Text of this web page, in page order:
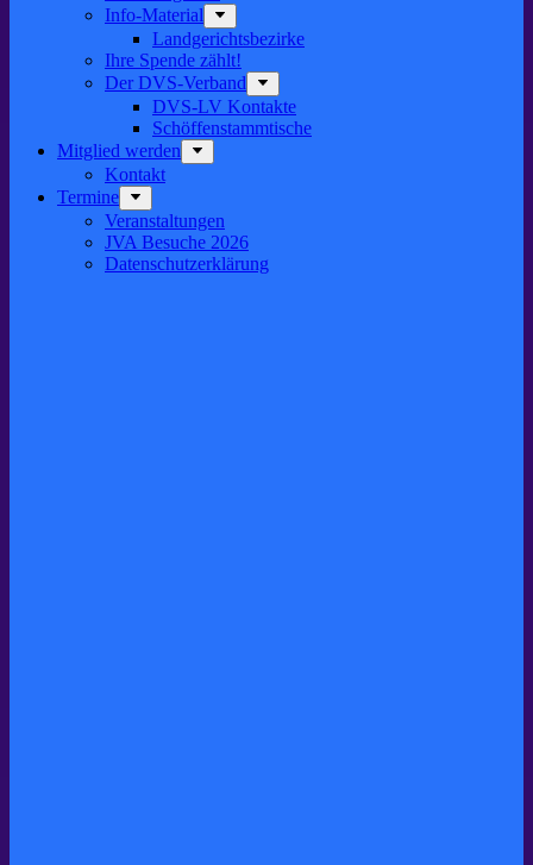
Info-Material
Landgerichtsbezirke
Ihre Spende zählt!
Der DVS-Verband
DVS-LV Kontakte
Schöffenstammtische
Mitglied werden
Kontakt
Termine
Veranstaltungen
JVA Besuche 2026
Datenschutz­erklärung